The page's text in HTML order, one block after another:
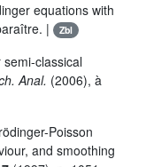
equations with
| Zbl
classical
Anal. (2006), à
Poisson
and smoothing